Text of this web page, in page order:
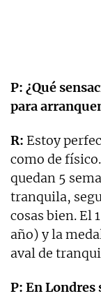
P: ¿Qué
para
R: Estoy
como de
quedan 5
tranquila,
cosas bien. El
año) y la
aval de
P: En Londres